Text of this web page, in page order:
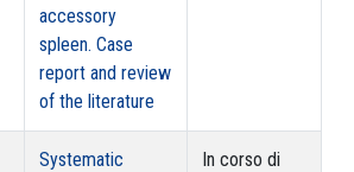
accessory
spleen. Case
report and review
of the literature
Systematic
In corso di